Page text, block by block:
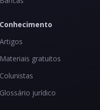
Conhecimento
Artigos
Materiais gratuitos
Colunistas
Glossário jurídico